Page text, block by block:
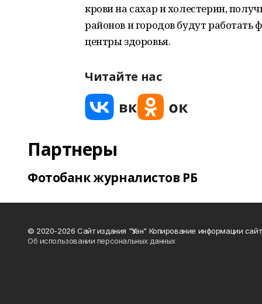
крови на сахар и холестерин,
районов и городов будут
центры здоровья.
Читайте нас
Партнеры
Фотобанк журналистов РБ
© 2020-2026 Сайт издания "Үзән" Копирование информации
Об использовании персональных данных